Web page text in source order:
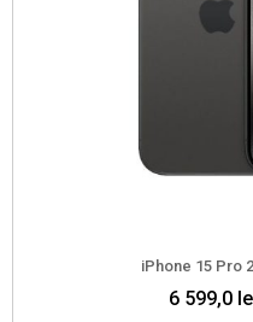
iPhone 15 Pro
6 599,0